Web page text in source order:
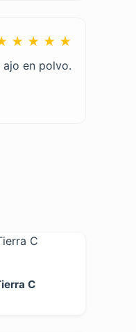
★ ★ ★ ★
en polvo.
C